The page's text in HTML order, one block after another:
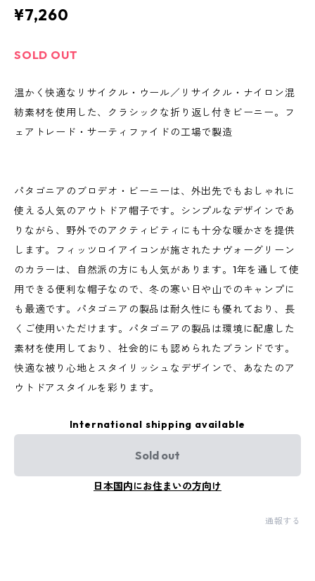
¥7,260
SOLD OUT
温かく快適なリサイクル・ウール／リサイクル・ナイロン混
紡素材を使用した、クラシックな折り返し付きビーニー。フ
ェアトレード・サーティファイドの工場で製造
パタゴニアのブロデオ・ビーニーは、外出先でもおしゃれに
使える人気のアウトドア帽子です。シンプルなデザインであ
りながら、野外でのアクティビティにも十分な暖かさを提供
します。フィッツロイアイコンが施されたナヴォーグリーン
のカラーは、自然派の方にも人気があります。1年を通して使
用できる便利な帽子なので、冬の寒い日や山でのキャンプに
も最適です。パタゴニアの製品は耐久性にも優れており、長
くご使用いただけます。パタゴニアの製品は環境に配慮した
素材を使用しており、社会的にも認められたブランドです。
快適な被り心地とスタイリッシュなデザインで、あなたのア
ウトドアスタイルを彩ります。
International shipping available
Sold out
日本国内にお住まいの方向け
通報する